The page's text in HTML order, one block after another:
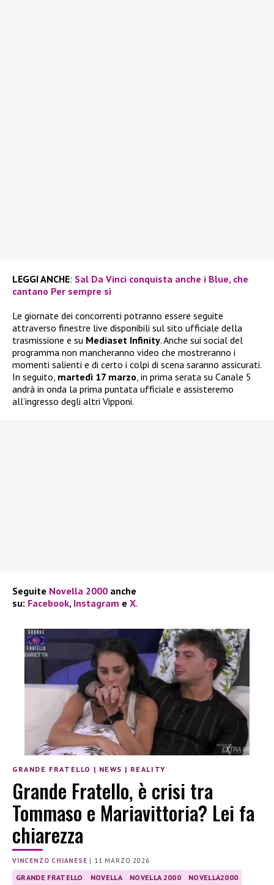
LEGGI ANCHE: Sal Da Vinci conquista anche i Blue, che
cantano Per sempre sì
Le giornate dei concorrenti potranno essere seguite
attraverso finestre live disponibili sul sito ufficiale della
trasmissione e su Mediaset Infinity. Anche sui social del
programma non mancheranno video che mostreranno i
momenti salienti e di certo i colpi di scena saranno assicurati.
In seguito, martedì 17 marzo , in prima serata su Canale 5
andrà in onda la prima puntata ufficiale e assisteremo
all’ingresso degli altri Vipponi.
Seguite Novella 2000 anche
su: Facebook, Instagram e X.
GRANDE FRATELLO | NEWS | REALITY
Grande Fratello, è crisi tra
Tommaso e Mariavittoria? Lei fa
chiarezza
VINCENZO CHIANESE | 11 MARZO 2026
GRANDE FRATELLO NOVELLA NOVELLA 2000 NOVELLA2000